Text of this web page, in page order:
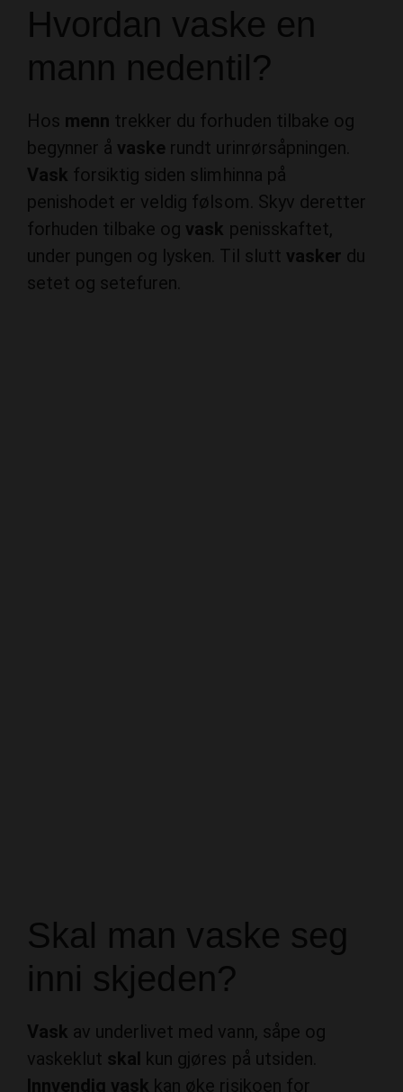
Hvordan vaske en
mann nedentil?
Hos menn trekker du forhuden tilbake og
begynner å vaske rundt urinrørsåpningen.
Vask forsiktig siden slimhinna på
penishodet er veldig følsom. Skyv deretter
forhuden tilbake og vask penisskaftet,
under pungen og lysken. Til slutt vasker du
setet og setefuren.
Skal man vaske seg
inni skjeden?
Vask av underlivet med vann, såpe og
vaskeklut skal kun gjøres på utsiden.
Innvendig vask kan øke risikoen for